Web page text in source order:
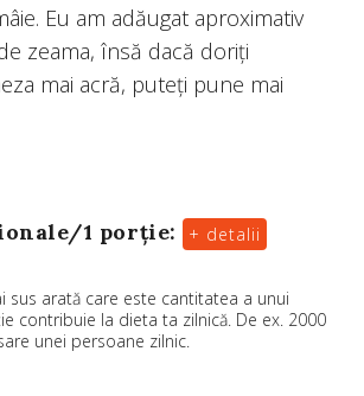
Eu am adăugat aproximativ
zeama, însă dacă doriți
mai acră, puteți pune mai
1 porție:
+ detalii
sus arată care este cantitatea a unui
contribuie la dieta ta zilnică. De ex. 2000
unei persoane zilnic.